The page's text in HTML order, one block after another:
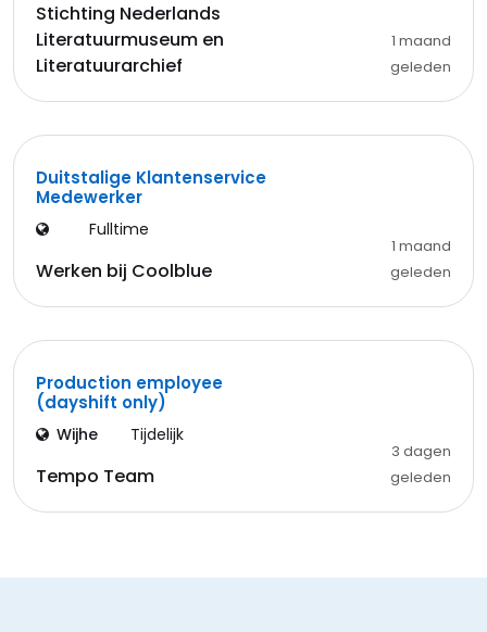
Stichting Nederlands
Literatuurmuseum en
Literatuurarchief
1 maand
geleden
Duitstalige Klantenservice
Medewerker
Fulltime
Werken bij Coolblue
1 maand
geleden
Production employee
(dayshift only)
Wijhe Tijdelijk
Tempo Team
3 dagen
geleden